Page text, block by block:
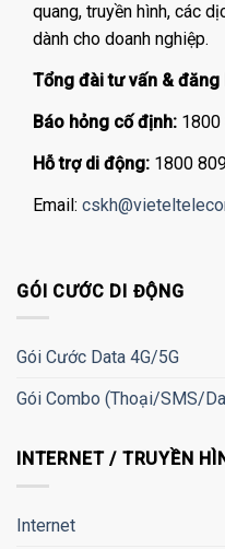
quang, truyền hình, các
dành cho doanh nghiệp.
Tổng đài tư vấn & đăng
Báo hỏng cố định: 1800
Hỗ trợ di động: 1800
Email:
GÓI CƯỚC DI ĐỘNG
Gói Cước Data 4G/5G
Gói Combo (Thoại/SMS/
INTERNET / TRUYỀN
Internet